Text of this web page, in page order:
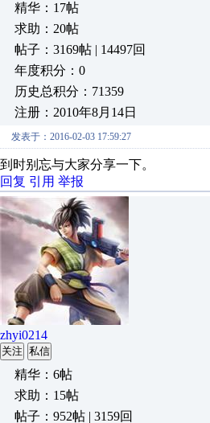
精华：17帖
求助：20帖
帖子：3169帖 | 14497回
年度积分：0
历史总积分：71359
注册：2010年8月14日
发表于：2016-02-03 17:59:27
到时别忘与大家分享一下。
回复 引用 举报
zhyi0214
关注 私信
精华：6帖
求助：15帖
帖子：952帖 | 3159回